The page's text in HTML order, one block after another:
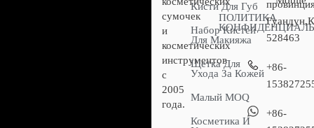
сумочек
и
косметических
инструментов
с
2005
года.
Кисти Для Губ
Набор Кистей
Для Макияжа
Щетка Для
Ухода За Кожей
Малый MOQ
Косметика И
ПОЛИТИКА
528463
+86-
+86-